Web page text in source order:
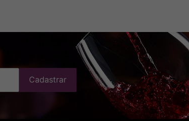
Cadastrar